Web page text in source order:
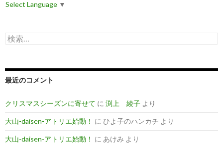
シ
ョ
ン
Select Language ▼
検
索
最近のコメント
クリスマスシーズンに寄せて に 渕上 綾子 より
大山-daisen-アトリエ始動！ に ひよ子のハンカチ より
大山-daisen-アトリエ始動！ に あけみ より